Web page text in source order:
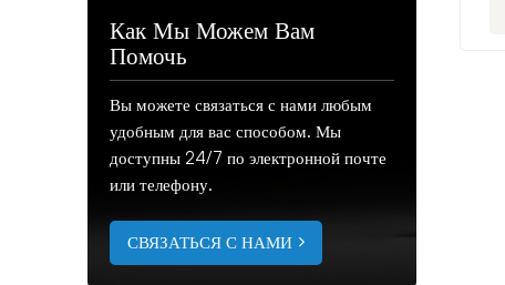
Как Мы Можем Вам
Помочь
Вы можете связаться с нами любым
удобным для вас способом. Мы
доступны 24/7 по электронной почте
или телефону.
СВЯЗАТЬСЯ С НАМИ